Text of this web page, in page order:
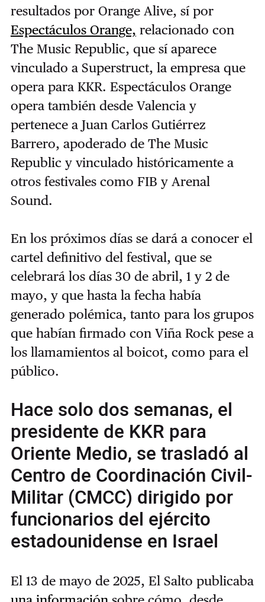
resultados por Orange Alive, sí por
Espectáculos Orange, relacionado con
The Music Republic, que sí aparece
vinculado a Superstruct, la empresa que
opera para KKR. Espectáculos Orange
opera también desde Valencia y
pertenece a Juan Carlos Gutiérrez
Barrero, apoderado de The Music
Republic y vinculado históricamente a
otros festivales como FIB y Arenal
Sound.
En los próximos días se dará a conocer el
cartel definitivo del festival, que se
celebrará los días 30 de abril, 1 y 2 de
mayo, y que hasta la fecha había
generado polémica, tanto para los grupos
que habían firmado con Viña Rock pese a
los llamamientos al boicot, como para el
público.
Hace solo dos semanas, el
presidente de KKR para
Oriente Medio, se trasladó al
Centro de Coordinación Civil-
Militar (CMCC) dirigido por
funcionarios del ejército
estadounidense en Israel
El 13 de mayo de 2025, El Salto publicaba